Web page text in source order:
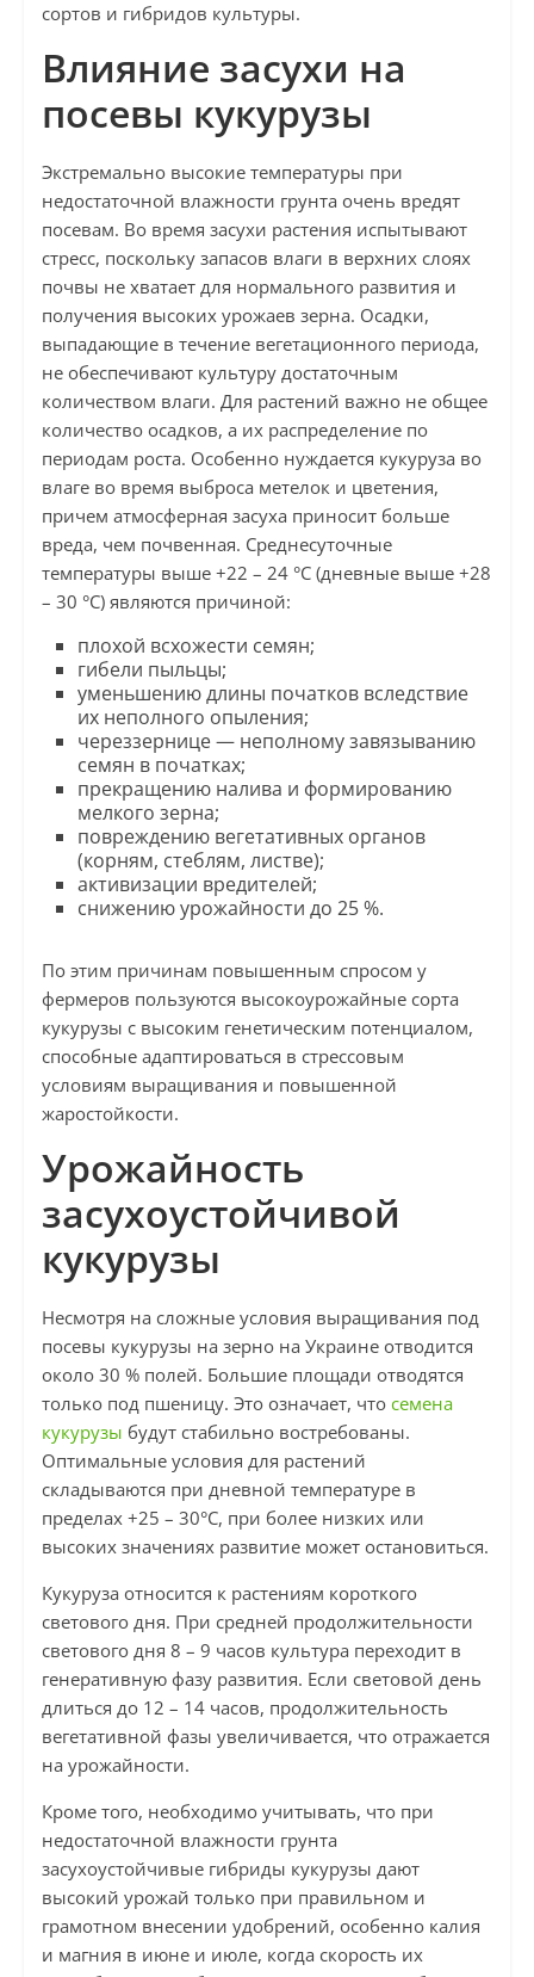
сортов и гибридов культуры.
Влияние засухи на
посевы кукурузы
Экстремально высокие температуры при
недостаточной влажности грунта очень вредят
посевам. Во время засухи растения испытывают
стресс, поскольку запасов влаги в верхних слоях
почвы не хватает для нормального развития и
получения высоких урожаев зерна. Осадки,
выпадающие в течение вегетационного периода,
не обеспечивают культуру достаточным
количеством влаги. Для растений важно не общее
количество осадков, а их распределение по
периодам роста. Особенно нуждается кукуруза во
влаге во время выброса метелок и цветения,
причем атмосферная засуха приносит больше
вреда, чем почвенная. Среднесуточные
температуры выше +22 – 24 °C (дневные выше +28
– 30 °C) являются причиной:
плохой всхожести семян;
гибели пыльцы;
уменьшению длины початков вследствие
их неполного опыления;
череззернице — неполному завязыванию
семян в початках;
прекращению налива и формированию
мелкого зерна;
повреждению вегетативных органов
(корням, стеблям, листве);
активизации вредителей;
снижению урожайности до 25 %.
По этим причинам повышенным спросом у
фермеров пользуются высокоурожайные сорта
кукурузы с высоким генетическим потенциалом,
способные адаптироваться в стрессовым
условиям выращивания и повышенной
жаростойкости.
Урожайность
засухоустойчивой
кукурузы
Несмотря на сложные условия выращивания под
посевы кукурузы на зерно на Украине отводится
около 30 % полей. Большие площади отводятся
только под пшеницу. Это означает, что семена
кукурузы будут стабильно востребованы.
Оптимальные условия для растений
складываются при дневной температуре в
пределах +25 – 30°C, при более низких или
высоких значениях развитие может остановиться.
Кукуруза относится к растениям короткого
светового дня. При средней продолжительности
светового дня 8 – 9 часов культура переходит в
генеративную фазу развития. Если световой день
длиться до 12 – 14 часов, продолжительность
вегетативной фазы увеличивается, что отражается
на урожайности.
Кроме того, необходимо учитывать, что при
недостаточной влажности грунта
засухоустойчивые гибриды кукурузы дают
высокий урожай только при правильном и
грамотном внесении удобрений, особенно калия
и магния в июне и июле, когда скорость их